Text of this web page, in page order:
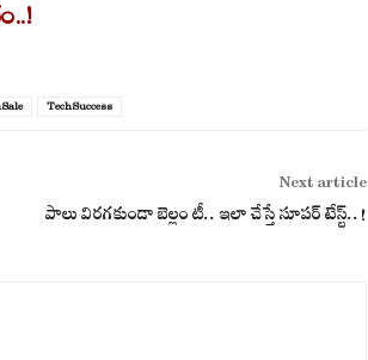
TechSuccess
Next article
పాలు విరగకుండా బెల్లం టీ.. ఇలా చేస్తే సూపర్ టేస్ట్..!